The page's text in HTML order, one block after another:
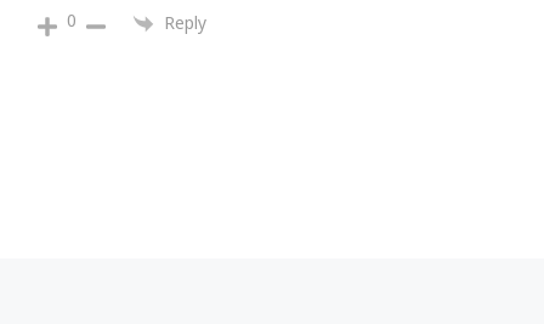
0 Reply